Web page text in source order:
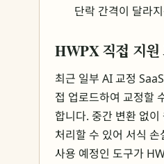
단락 간격이 달라
HWPX 직접 지원
최근 일부 AI 교정
접 업로드하여 교정할
합니다. 중간 변환 없
처리할 수 있어 서식
사용 예정인 도구가